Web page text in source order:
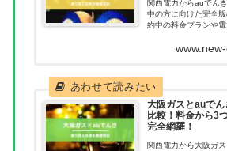
関西電力からauでん
中の方に向けた完全
約中の料金プランや電
す。新電力へ乗り換
大阪ガスとauで
比較！料金から3
完全網羅！
関西電力から大阪ガ